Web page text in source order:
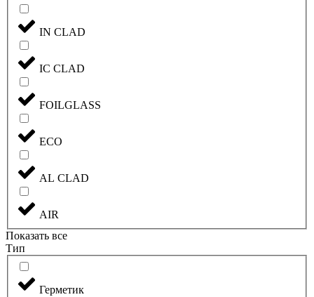
IN CLAD
IC CLAD
FOILGLASS
ECO
AL CLAD
AIR
Показать все
Тип
Герметик